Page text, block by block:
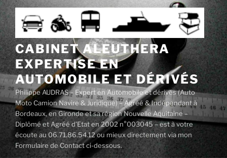
Aller
au
contenu
principalCABINET ALEUTHERA
EXPERTISE EN
AUTOMOBILE ET DÉRIVÉS
Philippe AUDRAS – Expert en Automobile et dérivés (Auto
Moto Camion Navire & Juridique) – Agréé & Indépendant à
Bordeaux, en Gironde et sa région Nouvelle Aquitaine –
Diplômé et Agréé d'Etat en 2002 n°003045 – est à votre
écoute au 06.71.86.54.12 ou mieux directement via mon
Formulaire de Contact ci-dessous.